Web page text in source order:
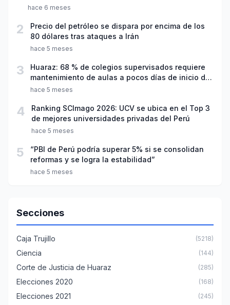
hace 6 meses
2
Precio del petróleo se dispara por encima de los
80 dólares tras ataques a Irán
hace 5 meses
3
Huaraz: 68 % de colegios supervisados requiere
mantenimiento de aulas a pocos días de inicio del
año escolar 2026
hace 5 meses
4
Ranking SCImago 2026: UCV se ubica en el Top 3
de mejores universidades privadas del Perú
hace 5 meses
5
“PBI de Perú podría superar 5% si se consolidan
reformas y se logra la estabilidad”
hace 5 meses
Secciones
Caja Trujillo (5218)
Ciencia (144)
Corte de Justicia de Huaraz (285)
Elecciones 2020 (168)
Elecciones 2021 (245)